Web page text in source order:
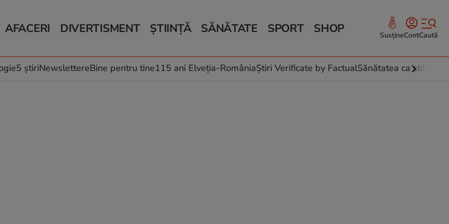
AFACERI
Auto
Locuri de muncă
DIVERTISMENT
Horoscop
Muzică și Filme
ȘTIINȚĂ
Schimbări climatice
SĂNĂTATE
Relații
Rețete culinare
SPORT SHOP SusțineContCaută
5 știriNewslettereBine pentru tine115 ani Elveția-RomâniaȘtiri Verificate by FactualSănătatea ca stil de